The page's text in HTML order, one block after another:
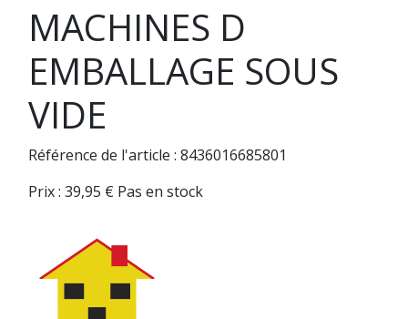
MACHINES D
EMBALLAGE SOUS
VIDE
Référence de l'article : 8436016685801
Prix : 39,95 € Pas en stock